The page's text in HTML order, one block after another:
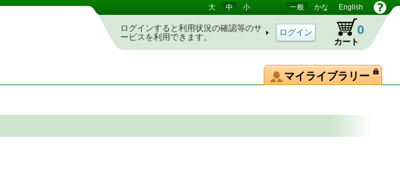
大 中 小 一般 かな English
ログインすると利用状況の確認等のサ
ービスを利用できます。
カート
0
マイライブラリー